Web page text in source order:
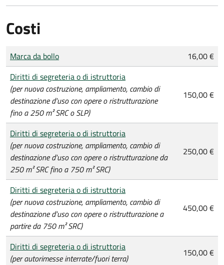
Costi
Tipo di pagamento
Importo
Marca da bollo
16,00 €
Diritti di segreteria o di istruttoria
(per nuova costruzione, ampliamento, cambio di
destinazione d'uso con opere o ristrutturazione
fino a 250 m² SRC o SLP)
150,00 €
Diritti di segreteria o di istruttoria
(per nuova costruzione, ampliamento, cambio di
destinazione d'uso con opere o ristrutturazione da
250 m² SRC fino a 750 m² SRC)
250,00 €
Diritti di segreteria o di istruttoria
(per nuova costruzione, ampliamento, cambio di
destinazione d'uso con opere o ristrutturazione a
partire da 750 m² SRC)
450,00 €
Diritti di segreteria o di istruttoria
(per autorimesse interrate/fuori terra)
150,00 €